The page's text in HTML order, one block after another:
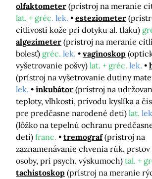
olfaktometer (prístroj na meranie
lat. + gréc. lek. esteziometer
citlivosti kože pri dotyku al. tlaku)
algezimeter (prístroj na meranie
bolesť) gréc. lek. vaginoskop
vyšetrovanie pošvy) lat. + gréc. lek.
(prístroj na vyšetrovanie dutiny
lek.
inkubátor (prístroj na
teploty, vlhkosti, prívodu kyslíka a
pre predčasne narodené deti) lat.
(lôžko na tepelnú ochranu
detí) franc. tremograf (prístroj na
zaznamenávanie chvenia rúk, prstov
osoby, pri psych. výskumoch) tal. +
tachistoskop (prístroj na meranie